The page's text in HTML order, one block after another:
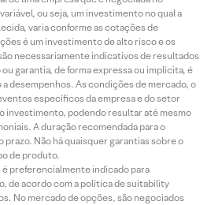
ou seja, um investimento no qual a
varia conforme as cotações de
é um investimento de alto risco e os
necessariamente indicativos de resultados
garantia, de forma expressa ou implícita, é
desempenhos. As condições de mercado, o
específicos da empresa e do setor
investimento, podendo resultar até mesmo
A duração recomendada para o
Não há quaisquer garantias sobre o
de produto.
preferencialmente indicado para
de acordo com a política de suitability
No mercado de opções, são negociados